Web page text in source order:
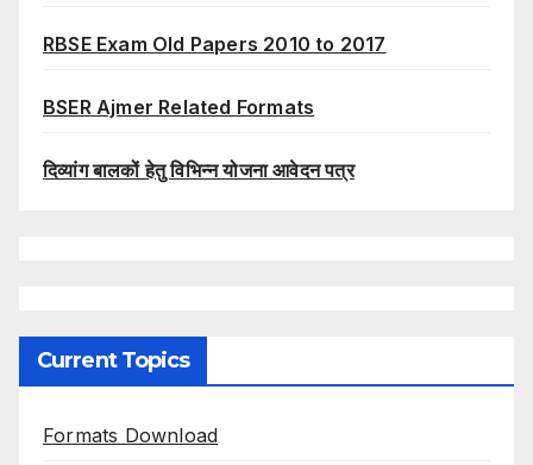
RBSE Exam Old Papers 2010 to 2017
BSER Ajmer Related Formats
दिव्यांग बालकों हेतु विभिन्न योजना आवेदन पत्र
Current Topics
Formats Download